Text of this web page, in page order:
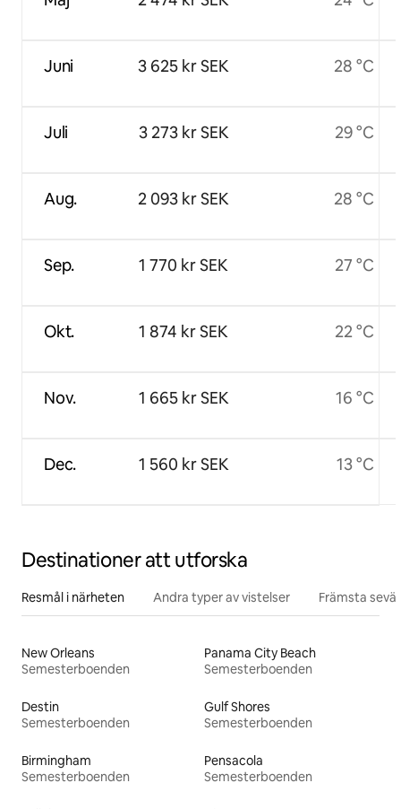
Juni
Juli
Aug.
Sep.
Okt.
Nov.
Dec.
3 625 kr SEK
3 273 kr SEK
2 093 kr SEK
1 770 kr SEK
1 874 kr SEK
1 665 kr SEK
1 560 kr SEK
28 °C
29 °C
28 °C
27 °C
22 °C
16 °C
13 °C
Destinationer att utforska
Resmål i närheten Andra typer av vistelser Främsta
New Orleans
Semesterboenden
Panama City Beach
Semesterboenden
Destin
Semesterboenden
Gulf Shores
Semesterboenden
Birmingham
Semesterboenden
Pensacola
Semesterboenden